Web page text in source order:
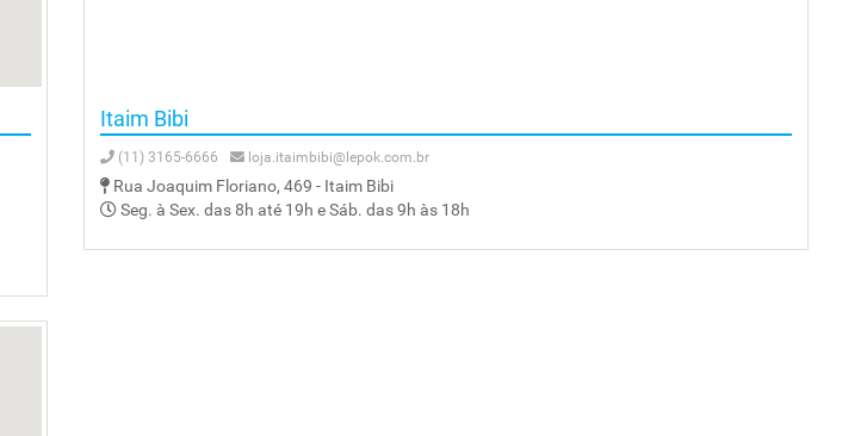
Itaim Bibi
(11) 3165-6666 loja.itaimbibi@lepok.com.br
Rua Joaquim Floriano, 469 - Itaim Bibi
Seg. à Sex. das 8h até 19h e Sáb. das 9h às 18h